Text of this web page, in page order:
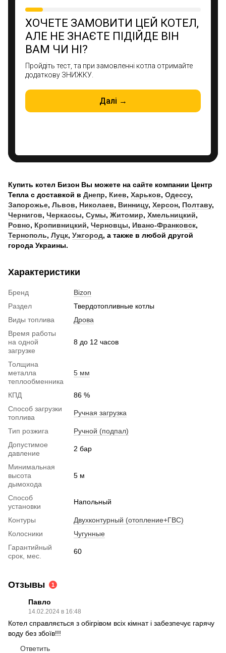
Купить котел Бизон Вы можете на сайте компании Центр
Тепла с доставкой в Днепр, Киев, Харьков, Одессу,
Запорожье, Львов, Николаев, Винницу, Херсон, Полтаву,
Чернигов, Черкассы, Сумы, Житомир, Хмельницкий,
Ровно, Кропивницкий, Черновцы, Ивано-Франковск,
Тернополь, Луцк, Ужгород, а также в любой другой
города Украины.
Характеристики
Бренд
Bizon
Раздел
Твердотопливные котлы
Виды топлива
Дрова
Время работы
на одной
загрузке
8 до 12 часов
Толщина
металла
теплообменника
5 мм
КПД
86 %
Способ загрузки
топлива
Ручная загрузка
Тип розжига
Ручной (подпал)
Допустимое
давление
2 бар
Минимальная
высота
дымохода
5 м
Способ
установки
Напольный
Контуры
Двухконтурный (отопление+ГВС)
Колосники
Чугунные
Гарантийный
срок, мес.
60
Отзывы 1
Павло
14.02.2024 в 16:48
Котел справляється з обігрівом всіх кімнат і забезпечує гарячу
воду без збоїв!!!
Ответить